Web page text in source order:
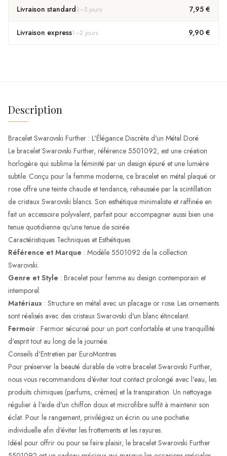
Livraison standard3–5 jours 7,95 €
Livraison express1–2 jours 9,90 €
Description
Bracelet Swarovski Further : L'Élégance Discrète d'un Métal Doré
Le bracelet Swarovski Further, référence 5501092, est une création
horlogère qui sublime la féminité par un design épuré et une lumière
subtile. Conçu pour la femme moderne, ce bracelet en métal plaqué or
rose offre une teinte chaude et tendance, rehaussée par la scintillation
de cristaux Swarovski blancs. Son esthétique minimaliste et raffinée en
fait un accessoire polyvalent, parfait pour accompagner aussi bien une
tenue quotidienne qu'une tenue de soirée.
Caractéristiques Techniques et Esthétiques
Référence et Marque : Modèle 5501092 de la collection
Swarovski.
Genre et Style : Bracelet pour femme au design contemporain et
intemporel.
Matériaux : Structure en métal avec un placage or rose. Les ornements
sont réalisés avec des cristaux Swarovski d'un blanc étincelant.
Fermoir : Fermoir sécurisé pour un port confortable et une tranquillité
d'esprit tout au long de la journée.
Conseils d'Entretien par EuroMontres
Pour préserver la beauté durable de votre bracelet Swarovski Further,
nous vous recommandons d'éviter tout contact prolongé avec l'eau, les
produits chimiques (parfums, crèmes) et la transpiration. Un nettoyage
régulier à l'aide d'un chiffon doux et microfibre suffit à maintenir son
éclat. Pour le rangement, privilégiez un écrin ou une pochetie
individuelle afin d'éviter les frottements et les rayures.
Idéal pour offrir ou pour se faire plaisir, le bracelet Swarovski Further